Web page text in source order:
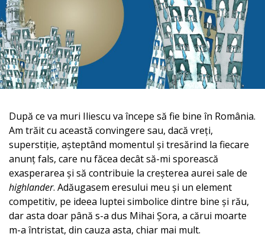
După ce va muri Iliescu va începe să fie bine în România.
Am trăit cu această convingere sau, dacă vreți,
superstiție, așteptând momentul și tresărind la fiecare
anunț fals, care nu făcea decât să-mi sporească
exasperarea și să contribuie la creșterea aurei sale de
highlander. Adăugasem eresului meu și un element
competitiv, pe ideea luptei simbolice dintre bine și rău,
dar asta doar până s-a dus Mihai Șora, a cărui moarte
m-a întristat, din cauza asta, chiar mai mult.